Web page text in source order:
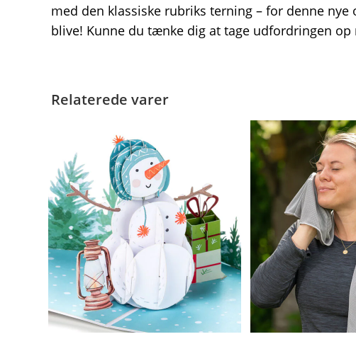
med den klassiske rubriks terning – for denne
blive! Kunne du tænke dig at tage udfordringen op
Relaterede varer